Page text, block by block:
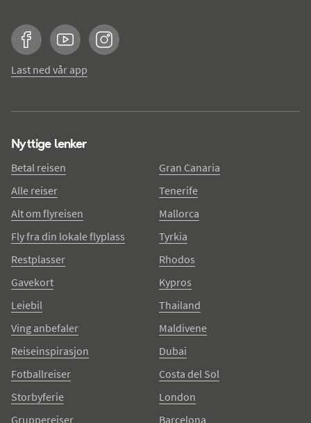
FacebookYouTubeInstagram
Last ned vår app
Nyttige lenker
Betal reisen
Alle reiser
Alt om flyreisen
Fly fra din lokale flyplass
Restplasser
Gavekort
Leiebil
Ving anbefaler
Reiseinspirasjon
Fotballreiser
Storbyferie
Gruppereiser
Gran Canaria
Tenerife
Mallorca
Tyrkia
Rhodos
Kypros
Thailand
Maldivene
Dubai
Costa del Sol
London
Barcelona